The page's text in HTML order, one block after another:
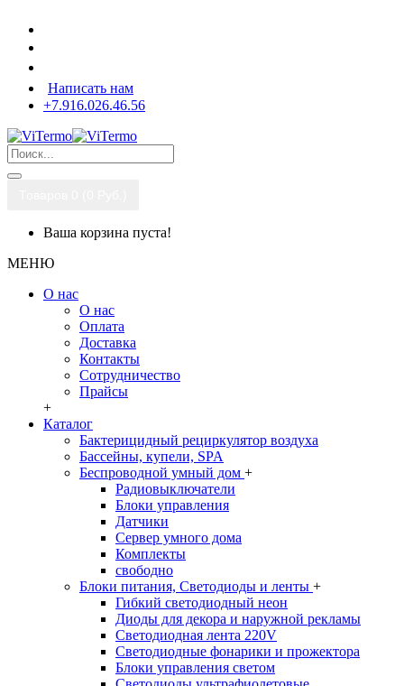
Написать нам
+7.916.026.46.56
Ваша корзина пуста!
МЕНЮ
О нас
О нас
Оплата
Доставка
Контакты
Сотрудничество
Прайсы
+
Каталог
Бактерицидный рециркулятор воздуха
Бассейны, купели, SPA
Беспроводной умный дом +
Радиовыключатели
Блоки управления
Датчики
Сервер умного дома
Комплекты
свободно
Блоки питания, Светодиоды и ленты +
Гибкий светодиодный неон
Диоды для декора и наружной рекламы
Светодиодная лента 220V
Светодиодные фонарики и прожектора
Блоки управления светом